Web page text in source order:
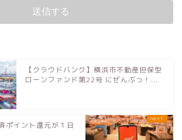
【クラウドバンク】横浜市不動産担保型
ローンファンド第22号 にぜんぶっ！...
ポイント還元が１日